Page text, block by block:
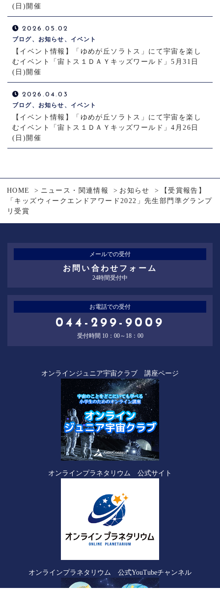
(日)開催
2026.05.02
ブログ、お知らせ、イベント
【イベント情報】「ゆめが丘ソラトス」にて宇宙を楽し
むイベント「宙トス１ＤＡＹキッズワールド」5月31日
(日)開催
2026.04.03
ブログ、お知らせ、イベント
【イベント情報】「ゆめが丘ソラトス」にて宇宙を楽し
むイベント「宙トス１ＤＡＹキッズワールド」4月26日
(日)開催
HOME ニュース・関連情報 お知らせ
【受賞報告】
「キッズウィークエンドアワード2022」先生部門準グランプ
リ受賞
メールでの受付
お問い合わせフォーム
24時間受付中
お電話での受付
044-299-9009
受付時間 10：00～18：00
オンラインジュニア宇宙クラブ 講座ページ
オンラインプラネタリウム 公式サイト
オンラインプラネタリウム 公式YouTubeチャンネル